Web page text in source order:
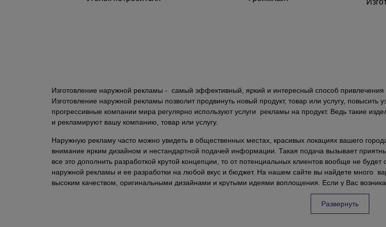
Изготовление наружной рекламы - самый эффективный, яркий и интересный способ привлечения
Изготовление наружной рекламы позволит продвинуть новый продукт, товар или услугу,
прогрессивные компании мира регулярно используют услуги рекламы на продукт. Ведь такие
и рекламируют вашу компанию, товар или услугу.
Наружную рекламу часто можно увидеть в общественных местах, красивых локациях вашего
внимание ярким дизайном и нестандартной подачей информации. Такая подача вызывает
все это дополнить разработкой крутой концепции, то от потенциальных клиентов вообще не
наружной рекламы и ее разработки на любой вкус и бюджет. На нашем сайте вы найдете много
высоким качеством, оригинальными дизайнами и крутыми идеями воплощения. Если у Вас
или разработки дизайна - наши опытные менеджеры помогут подобрать для вас идеальный
Развернуть